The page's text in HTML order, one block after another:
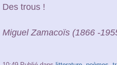
Des trous !
Miguel Zamacoïs (1866 -